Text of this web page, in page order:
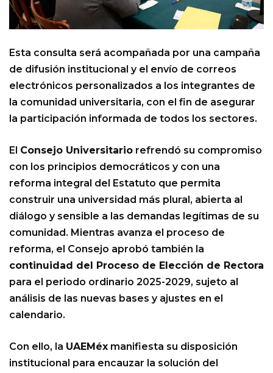
Esta consulta será acompañada por una campaña
de difusión institucional y el envío de correos
electrónicos personalizados a los integrantes de
la comunidad universitaria, con el fin de asegurar
la participación informada de todos los sectores.
El Consejo Universitario refrendó su compromiso
con los principios democráticos y con una
reforma integral del Estatuto que permita
construir una universidad más plural, abierta al
diálogo y sensible a las demandas legítimas de su
comunidad. Mientras avanza el proceso de
reforma, el Consejo aprobó también la
continuidad del Proceso de Elección de Rectora
para el periodo ordinario 2025-2029, sujeto al
análisis de las nuevas bases y ajustes en el
calendario.
Con ello, la UAEMéx manifiesta su disposición
institucional para encauzar la solución del